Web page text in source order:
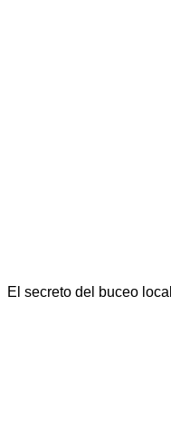
El secreto del buceo local